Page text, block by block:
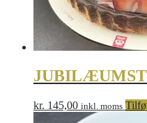
kr. 145,00 inkl. moms